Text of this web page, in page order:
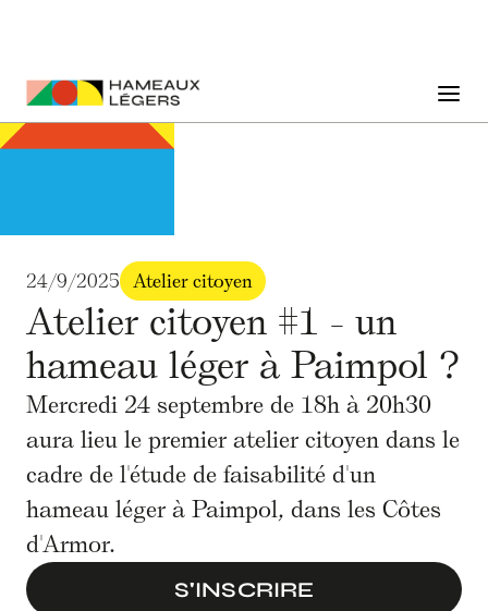
24/9/2025 Atelier citoyen
Atelier citoyen #1 - un
hameau léger à Paimpol ?
Mercredi 24 septembre de 18h à 20h30
aura lieu le premier atelier citoyen dans le
cadre de l'étude de faisabilité d'un
hameau léger à Paimpol, dans les Côtes
d'Armor.
S'INSCRIRE